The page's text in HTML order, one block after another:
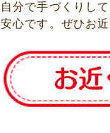
自分で手づくりし
安心です。ぜひお